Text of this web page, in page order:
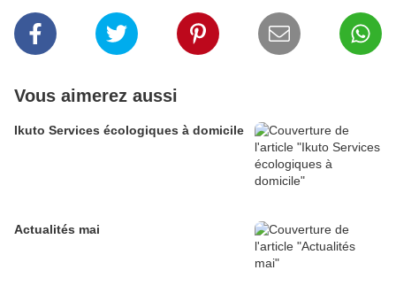
Vous aimerez aussi
Ikuto Services écologiques à domicile
Actualités mai